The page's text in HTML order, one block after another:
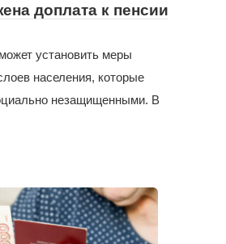
доплата к пенсии
установить меры
населения, которые
незащищенными. В